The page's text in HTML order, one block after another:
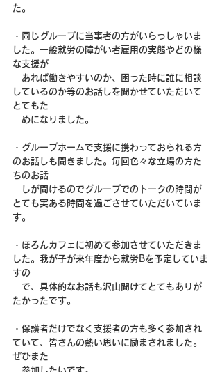
た。
・同じグループに当事者の方がいらっしゃいま
した。一般就労の障がい者雇用の実態やどの様
な支援が
あれば働きやすいのか、困った時に誰に相談
しているのか等のお話しを聞かせていただいて
とてもた
めになりました。
・グループホームで支援に携わっておられる方
のお話しも聞きました。毎回色々な立場の方た
ちのお話
しが聞けるのでグループでのトークの時間が
とても実ある時間を過ごさせていただいていま
す。
・ほろんカフェに初めて参加させていただきま
した。我が子が来年度から就労Bを予定していま
すの
で、具体的なお話も沢山聞けてとてもありが
たかったです。
・保護者だけでなく支援者の方も多く参加され
ていて、皆さんの熱い思いに励まされました。
ぜひまた